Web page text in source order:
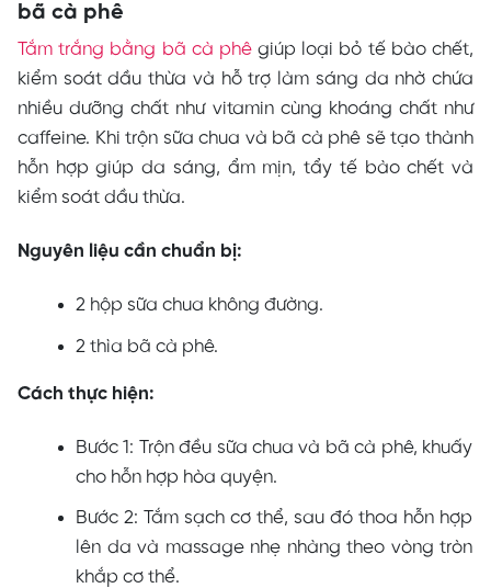
bã cà phê
Tắm trắng bằng bã cà phêgiúp loại bỏ tế bào chết,
kiểm soát dầu thừa và hỗ trợ làm sáng da nhờ chứa
nhiều dưỡng chất như vitamin cùng khoáng chất như
caffeine. Khi trộn sữa chua và bã cà phê sẽ tạo thành
hỗn hợp giúp da sáng, ẩm mịn, tẩy tế bào chết và
kiểm soát dầu thừa.
Nguyên liệu cần chuẩn bị:
2 hộp sữa chua không đường.
2 thìa bã cà phê.
Cách thực hiện:
Bước 1: Trộn đều sữa chua và bã cà phê, khuấy
cho hỗn hợp hòa quyện.
Bước 2: Tắm sạch cơ thể, sau đó thoa hỗn hợp
lên da và massage nhẹ nhàng theo vòng tròn
khắp cơ thể.